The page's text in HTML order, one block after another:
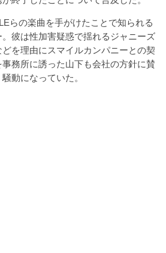
らの楽曲を手がけたことで知られる
彼は性加害疑惑で揺れるジャニーズ
を理由にスマイルカンパニーとの契
務所に誘った山下も会社の方針に賛
動になっていた。